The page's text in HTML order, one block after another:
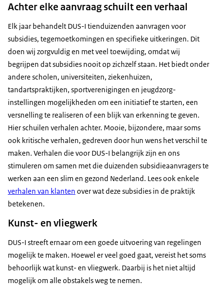
Achter elke aanvraag schuilt een verhaal
Elk jaar behandelt DUS-I tienduizenden aanvragen voor
subsidies, tegemoetkomingen en specifieke uitkeringen. Dit
doen wij zorgvuldig en met veel toewijding, omdat wij
begrijpen dat subsidies nooit op zichzelf staan. Het biedt onder
andere scholen, universiteiten, ziekenhuizen,
tandartspraktijken, sportverenigingen en jeugdzorg-
instellingen mogelijkheden om een initiatief te starten, een
versnelling te realiseren of een blijk van erkenning te geven.
Hier schuilen verhalen achter. Mooie, bijzondere, maar soms
ook kritische verhalen, gedreven door hun wens het verschil te
maken. Verhalen die voor DUS-I belangrijk zijn en ons
stimuleren om samen met die duizenden subsidieaanvragers te
werken aan een slim en gezond Nederland. Lees ook enkele
verhalen van klanten over wat deze subsidies in de praktijk
betekenen.
Kunst- en vliegwerk
DUS-I streeft ernaar om een goede uitvoering van regelingen
mogelijk te maken. Hoewel er veel goed gaat, vereist het soms
behoorlijk wat kunst- en vliegwerk. Daarbij is het niet altijd
mogelijk om alle obstakels weg te nemen.